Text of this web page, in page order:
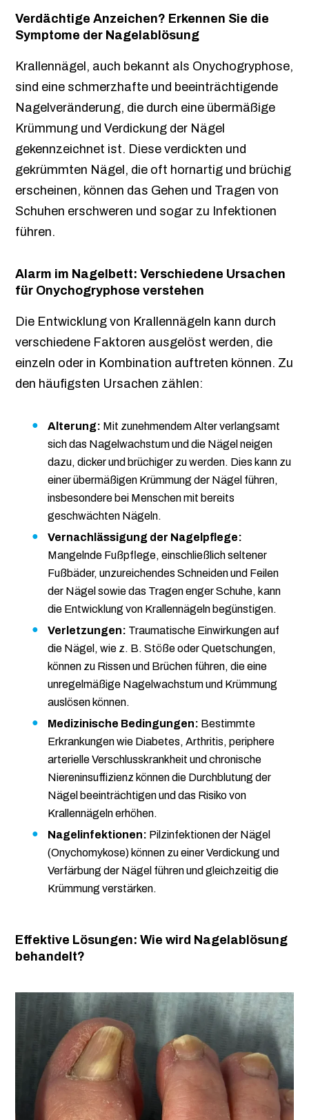
Verdächtige Anzeichen? Erkennen Sie die
Symptome der Nagelablösung
Krallennägel, auch bekannt als Onychogryphose,
sind eine schmerzhafte und beeinträchtigende
Nagelveränderung, die durch eine übermäßige
Krümmung und Verdickung der Nägel
gekennzeichnet ist. Diese verdickten und
gekrümmten Nägel, die oft hornartig und brüchig
erscheinen, können das Gehen und Tragen von
Schuhen erschweren und sogar zu Infektionen
führen.
Alarm im Nagelbett: Verschiedene Ursachen
für Onychogryphose verstehen
Die Entwicklung von Krallennägeln kann durch
verschiedene Faktoren ausgelöst werden, die
einzeln oder in Kombination auftreten können. Zu
den häufigsten Ursachen zählen:
Alterung: Mit zunehmendem Alter verlangsamt
sich das Nagelwachstum und die Nägel neigen
dazu, dicker und brüchiger zu werden. Dies kann zu
einer übermäßigen Krümmung der Nägel führen,
insbesondere bei Menschen mit bereits
geschwächten Nägeln.
Vernachlässigung der Nagelpflege:
Mangelnde Fußpflege, einschließlich seltener
Fußbäder, unzureichendes Schneiden und Feilen
der Nägel sowie das Tragen enger Schuhe, kann
die Entwicklung von Krallennägeln begünstigen.
Verletzungen: Traumatische Einwirkungen auf
die Nägel, wie z. B. Stöße oder Quetschungen,
können zu Rissen und Brüchen führen, die eine
unregelmäßige Nagelwachstum und Krümmung
auslösen können.
Medizinische Bedingungen: Bestimmte
Erkrankungen wie Diabetes, Arthritis, periphere
arterielle Verschlusskrankheit und chronische
Niereninsuffizienz können die Durchblutung der
Nägel beeinträchtigen und das Risiko von
Krallennägeln erhöhen.
Nagelinfektionen: Pilzinfektionen der Nägel
(Onychomykose) können zu einer Verdickung und
Verfärbung der Nägel führen und gleichzeitig die
Krümmung verstärken.
Effektive Lösungen: Wie wird Nagelablösung
behandelt?